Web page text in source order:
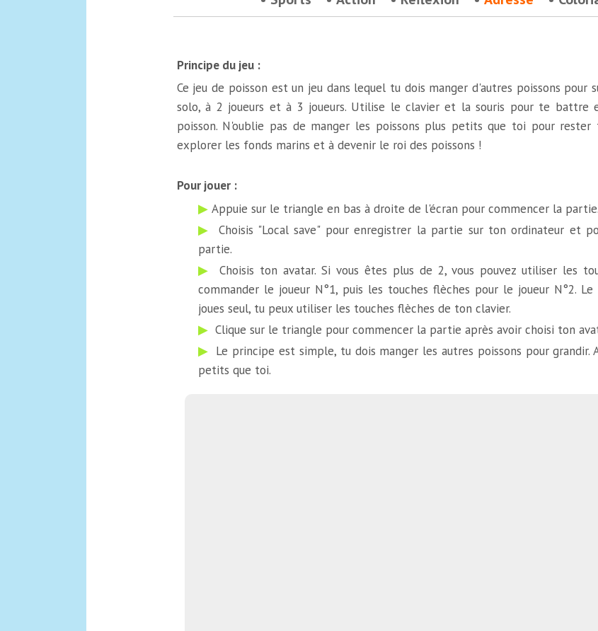
Principe du jeu :
Ce jeu de poisson est un jeu dans lequel tu dois manger d'autres poissons pour
solo, à 2 joueurs et à 3 joueurs. Utilise le clavier et la souris pour te
poisson. N'oublie pas de manger les poissons plus petits que toi pour
explorer les fonds marins et à devenir le roi des poissons !
Pour jouer :
Appuie sur le triangle en bas à droite de l'écran pour commencer la partie.
Choisis "Local save" pour enregistrer la partie sur ton ordinateur et
partie.
Choisis ton avatar. Si vous êtes plus de 2, vous pouvez utiliser les
commander le joueur N°1, puis les touches flèches pour le joueur N°2.
joues seul, tu peux utiliser les touches flèches de ton clavier.
Clique sur le triangle pour commencer la partie après avoir choisi ton
Le principe est simple, tu dois manger les autres poissons pour
petits que toi.